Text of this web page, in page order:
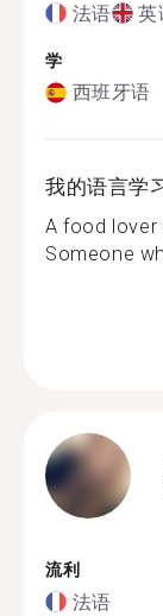
法语 英
学
西班牙语
我的语言学
A food lover
Someone
流利
法语